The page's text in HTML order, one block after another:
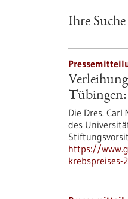
Ihre
Tübingen:
Die Dres.
des
https://